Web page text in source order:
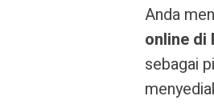
Anda
online di
sebagai